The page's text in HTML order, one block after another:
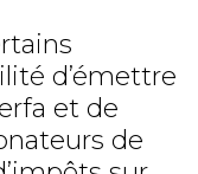
d’émettre
et de
de